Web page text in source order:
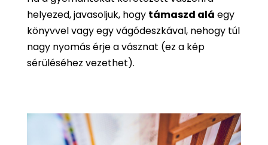
helyezed, javasoljuk, hogy támaszd alá egy
könyvvel vagy egy vágódeszkával, nehogy túl
nagy nyomás érje a vásznat (ez a kép
sérüléséhez vezethet).